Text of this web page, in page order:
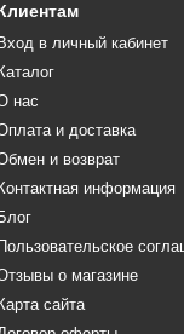
мелочи
риск появления
Такие
по всей
его
Вход в личный кабинет
Каталог
нас
и доставка
и возврат
Контактная информация
Блог
Пользовательское
о магазине
Карта сайта